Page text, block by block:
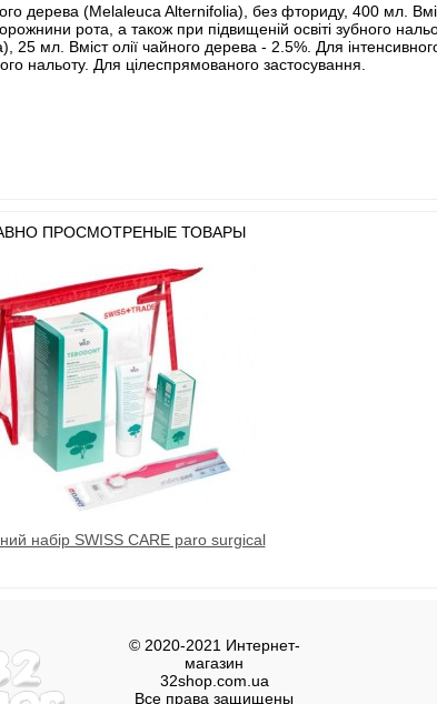
дерева (Melaleuca Alternifolia), без фториду, 400 мл.
рота, а також при підвищеній освіті зубного
25 мл. Вміст олії чайного дерева - 2.5%. Для
нальоту. Для цілеспрямованого застосування.
ПРОСМОТРЕНЫЕ ТОВАРЫ
набір SWISS CARE paro surgical
© 2020-2021 Интернет-
магазин
32shop.com.ua
Все права защищены